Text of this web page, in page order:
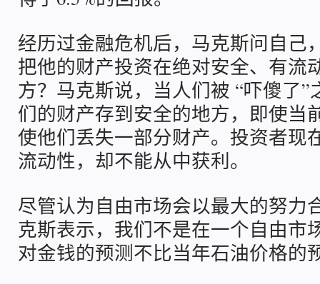
经历过金融危机后，马克斯问自己
把他的财产投资在绝对安全、有流
方？马克斯说，当人们被 “吓傻了
们的财产存到安全的地方，即使当
使他们丢失一部分财产。投资者现
流动性，却不能从中获利。
尽管认为自由市场会以最大的努力
克斯表示，我们不是在一个自由市
对金钱的预测不比当年石油价格的